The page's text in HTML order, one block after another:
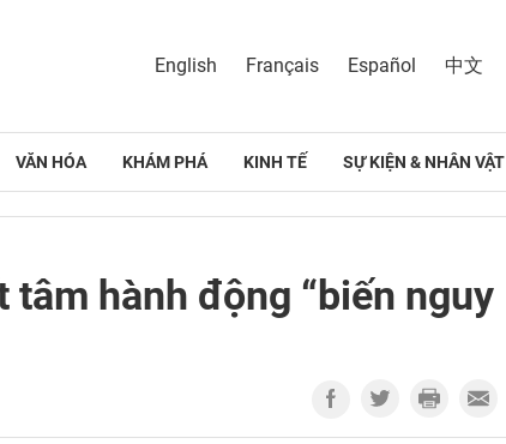
English Français Español 中文
VĂN HÓA KHÁM PHÁ KINH TẾ SỰ KIỆN & NHÂN VẬT
hành động “biến nguy